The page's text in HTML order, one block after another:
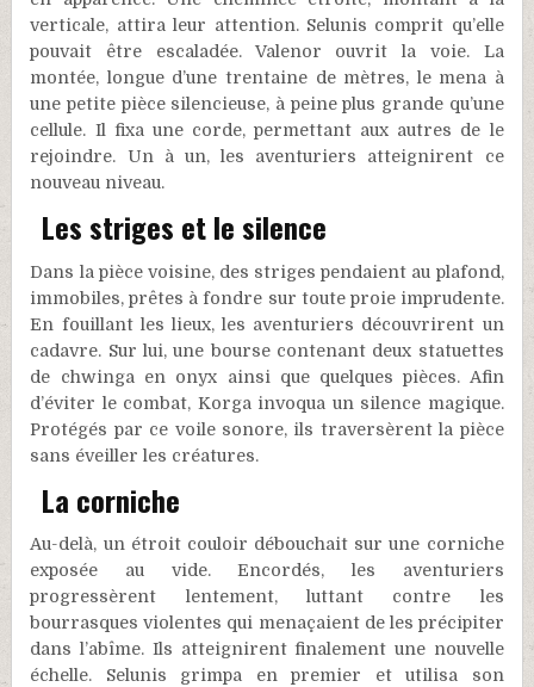
verticale, attira leur attention. Selunis comprit qu’elle
pouvait être escaladée. Valenor ouvrit la voie. La
montée, longue d’une trentaine de mètres, le mena à
une petite pièce silencieuse, à peine plus grande qu’une
cellule. Il fixa une corde, permettant aux autres de le
rejoindre. Un à un, les aventuriers atteignirent ce
nouveau niveau.
Les striges et le silence
Dans la pièce voisine, des striges pendaient au plafond,
immobiles, prêtes à fondre sur toute proie imprudente.
En fouillant les lieux, les aventuriers découvrirent un
cadavre. Sur lui, une bourse contenant deux statuettes
de chwinga en onyx ainsi que quelques pièces. Afin
d’éviter le combat, Korga invoqua un silence magique.
Protégés par ce voile sonore, ils traversèrent la pièce
sans éveiller les créatures.
La corniche
Au-delà, un étroit couloir débouchait sur une corniche
exposée au vide. Encordés, les aventuriers
progressèrent lentement, luttant contre les
bourrasques violentes qui menaçaient de les précipiter
dans l’abîme. Ils atteignirent finalement une nouvelle
échelle. Selunis grimpa en premier et utilisa son